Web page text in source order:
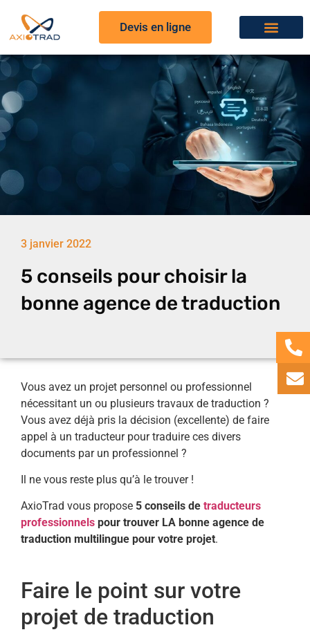
Devis en ligne
3 janvier 2022
5 conseils pour choisir la
bonne agence de traduction
Vous avez un projet personnel ou professionnel
nécessitant un ou plusieurs travaux de traduction ?
Vous avez déjà pris la décision (excellente) de faire
appel à un traducteur pour traduire ces divers
documents par un professionnel ?
Il ne vous reste plus qu’à le trouver !
AxioTrad vous propose 5 conseils de traducteurs
professionnels pour trouver LA bonne agence de
traduction multilingue pour votre projet.
Faire le point sur votre
projet de traduction